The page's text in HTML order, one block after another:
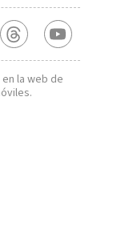
la web de